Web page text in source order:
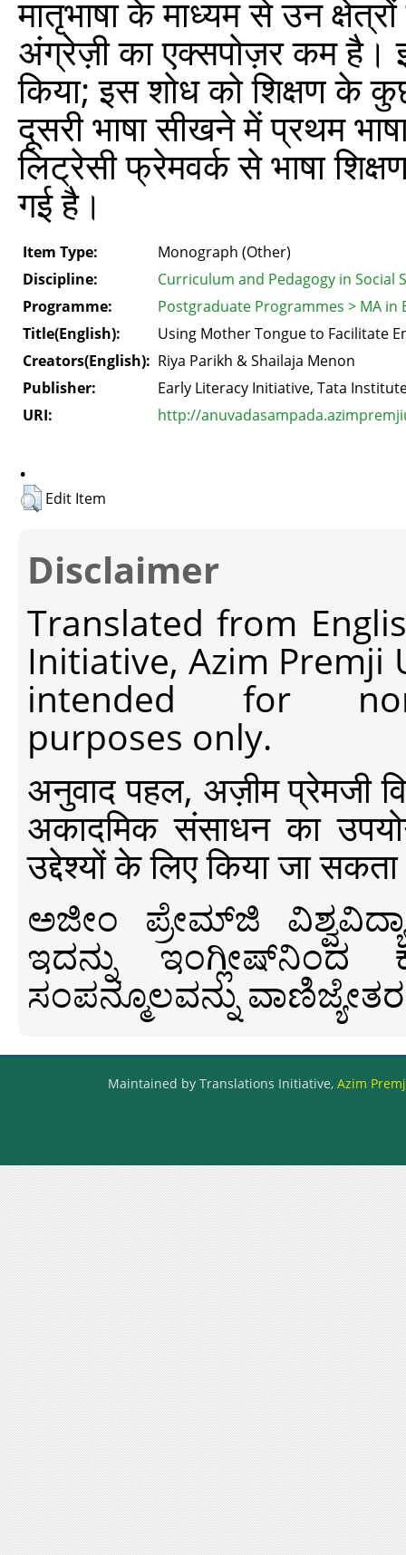
मातृभाषा के माध्यम से उन
अंग्रेज़ी का एक्सपोज़र कम है।
किया; इस शोध को शिक्षण के
दूसरी भाषा सीखने में प्रथम
लिट्रेसी फ्रेमवर्क से भाषा
गई है।
Item Type:
Monograph (Other)
Discipline:
Curriculum and Pedagogy in Social
Programme:
Postgraduate Programmes > MA in
Title(English):
Using Mother Tongue to Facilitate
Creators(English): Riya Parikh & Shailaja Menon
Publisher:
Early Literacy Initiative, Tata
URI:
http://
.
Edit Item
Disclaimer
Translated from
Initiative, Azim Premji
intended for non-
purposes only.
अनुवाद पहल, अज़ीम प्रेमजी
अकादमिक संसाधन का
उद्देश्यों के लिए किया जा
ಅಜೀಂ ಪ್ರೇಮ್‍ಜಿ
ಇದನ್ನು ಇಂಗ್ಲೀಷ್‍ನಿಂದ
ಸಂಪನ್ಮೂಲವನ್ನು
Maintained by Translations Initiative, Azim